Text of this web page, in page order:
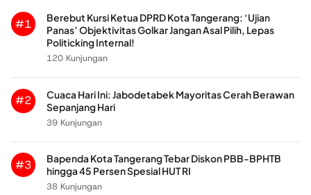
#1
Berebut Kursi Ketua DPRD Kota Tangerang: ‘Ujian
Panas’ Objektivitas Golkar Jangan Asal Pilih, Lepas
Politicking Internal!
120 Kunjungan
#2
Cuaca Hari Ini: Jabodetabek Mayoritas Cerah Berawan
Sepanjang Hari
39 Kunjungan
#3
Bapenda Kota Tangerang Tebar Diskon PBB-BPHTB
hingga 45 Persen Spesial HUT RI
38 Kunjungan